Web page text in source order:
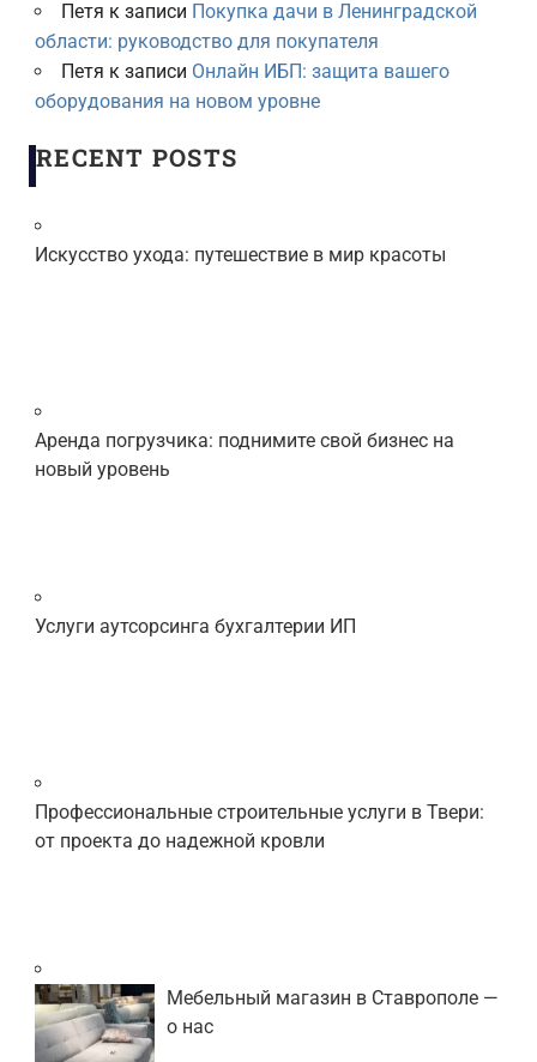
Петя к записи Покупка дачи в Ленинградской
области: руководство для покупателя
Петя к записи Онлайн ИБП: защита вашего
оборудования на новом уровне
RECENT POSTS
Искусство ухода: путешествие в мир красоты
Аренда погрузчика: поднимите свой бизнес на
новый уровень
Услуги аутсорсинга бухгалтерии ИП
Профессиональные строительные услуги в Твери:
от проекта до надежной кровли
Мебельный магазин в Ставрополе —
о нас